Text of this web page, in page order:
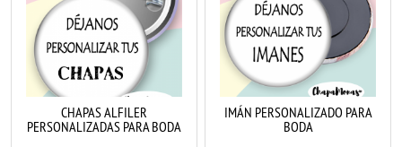
CHAPAS ALFILER
PERSONALIZADAS PARA BODA
IMÁN PERSONALIZADO PARA
BODA